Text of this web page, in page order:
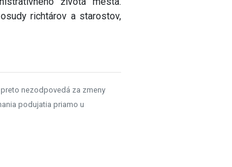
richtárov a starostov,
nezodpovedá za zmeny
podujatia priamo u